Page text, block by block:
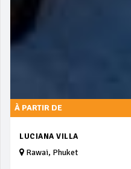
À PARTIR DE
LUCIANA VILLA
Rawai, Phuket